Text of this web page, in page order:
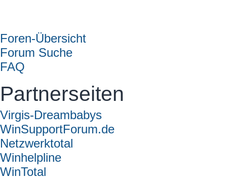
Foren-Übersicht
Forum Suche
FAQ
Partnerseiten
Virgis-Dreambabys
WinSupportForum.de
Netzwerktotal
Winhelpline
WinTotal